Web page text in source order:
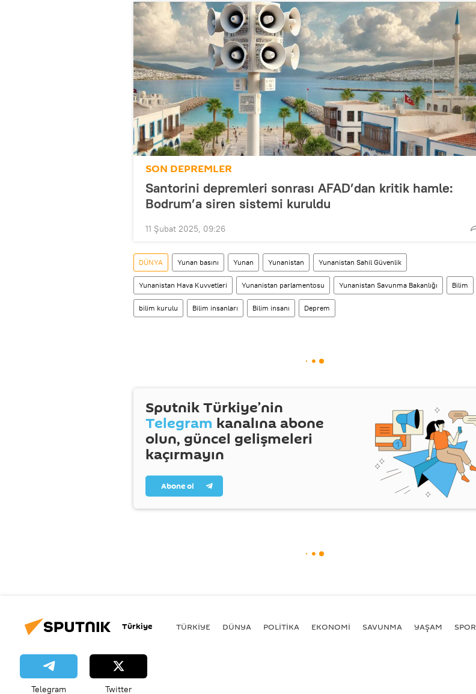
SON DEPREMLER
Santorini depremleri sonrası AFAD’dan kritik hamle:
Bodrum’a siren sistemi kuruldu
11 Şubat 2025, 09:26
DÜNYA Yunan basını Yunan Yunanistan Yunanistan Sahil Güvenlik
Yunanistan Hava Kuvvetleri Yunanistan parlamentosu Yunanistan Savunma Bakanlığı Bilim
bilim kurulu Bilim insanları Bilim insanı Deprem
Sputnik Türkiye’nin
Telegram kanalına abone
olun, güncel gelişmeleri
kaçırmayın
Abone ol
Türkiye TÜRKIYE DÜNYA POLİTİKA EKONOMİ SAVUNMA YAŞAM SPOR
Telegram Twitter